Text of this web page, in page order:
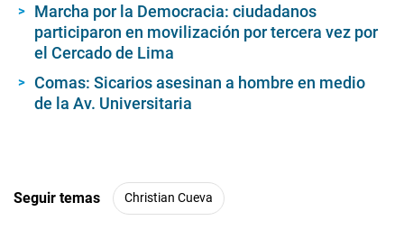
Marcha por la Democracia: ciudadanos
participaron en movilización por tercera vez por
el Cercado de Lima
Comas: Sicarios asesinan a hombre en medio
de la Av. Universitaria
Seguir temas Christian Cueva